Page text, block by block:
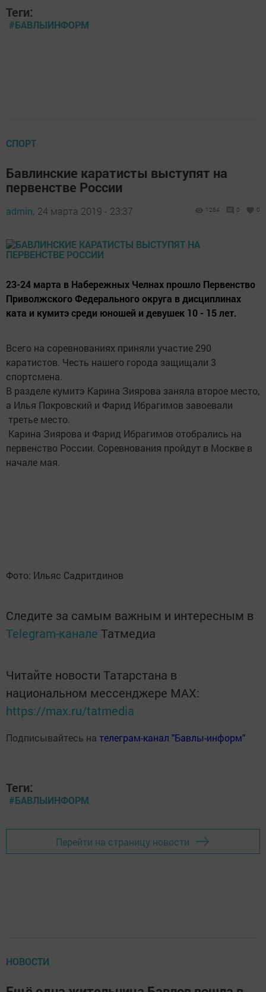
Теги:
#БАВЛЫИНФОРМ
СПОРТ
Бавлинские каратисты выступят на
первенстве России
admin, 24 марта 2019 - 23:37 1264 0 0
23-24 марта в Набережных Челнах прошло Первенство
Приволжского Федерального округа в дисциплинах
ката и кумитэ среди юношей и девушек 10 - 15 лет.
Всего на соревнованиях приняли участие 290
каратистов. Честь нашего города защищали 3
спортсмена.
В разделе кумитэ Карина Зиярова заняла второе место,
а Илья Покровский и Фарид Ибрагимов завоевали
третье место.
Карина Зиярова и Фарид Ибрагимов отобрались на
первенство России. Соревнования пройдут в Москве в
начале мая.
Фото: Ильяс Садритдинов
Следите за самым важным и интересным в
Telegram-канале Татмедиа
Читайте новости Татарстана в
национальном мессенджере MАХ:
https://max.ru/tatmedia
Подписывайтесь на телеграм-канал "Бавлы-информ"
Теги:
#БАВЛЫИНФОРМ
Перейти на страницу новости
НОВОСТИ